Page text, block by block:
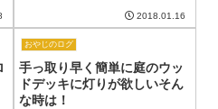
2018.01.16
おやじのログ
手っ取り早く簡単に庭のウッ
ドデッキに灯りが欲しいそん
な時は！